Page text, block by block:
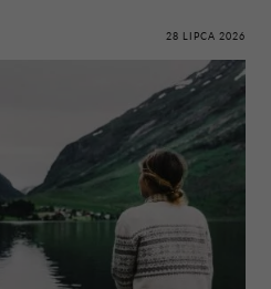
28 LIPCA 2026